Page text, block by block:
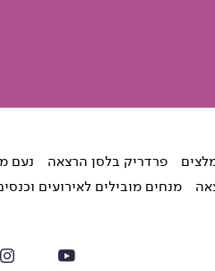
פרדריק בלסן הרצאה נעם
מנחים מובילים לאירועים